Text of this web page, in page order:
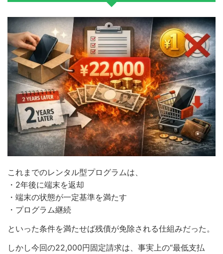
これまでのレンタル型プログラムは、
・2年後に端末を返却
・端末の状態が一定基準を満たす
・プログラム継続
といった条件を満たせば残債が免除される仕組みだった。
しかし今回の22,000円固定請求は、事実上の“最低支払